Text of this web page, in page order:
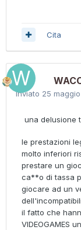
Cita
Inviato 25
una delusione
le prestazioni
molto inferiori
prestare un
ca**o di tassa
giocare ad un
il fatto che
VIDEOGAMES